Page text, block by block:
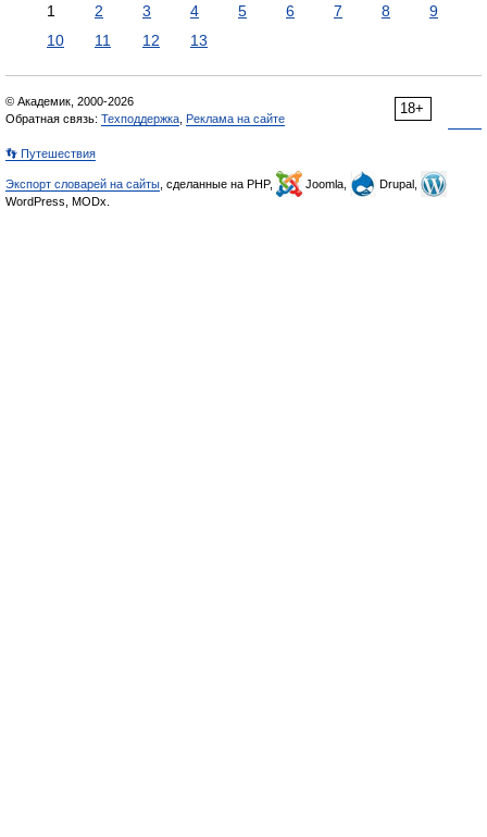
1 2 3 4 5 6 7 8
9
10
11 12 13
18+
© Академик, 2000-2026
Обратная связь: Техподдержка Реклама на сайте
👣 Путешествия
Экспорт словарей на сайты , сделанные на PHP, Joomla,
Drupal,
WordPress, MODx.